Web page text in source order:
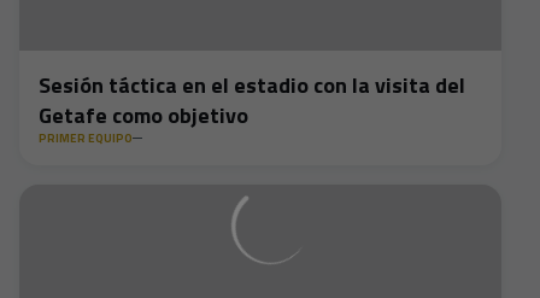
Sesión táctica en el estadio con la visita del
Getafe como objetivo
PRIMER EQUIPO